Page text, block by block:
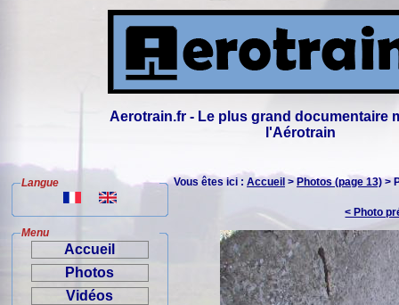
Aerotrain.fr - Le plus grand documentaire
l'Aérotrain
Langue
Menu
Accueil
Photos
Vidéos
Vous êtes ici : Accueil > Photos (page 13) >
< Photo